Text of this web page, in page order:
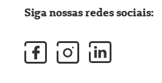
Siga nossas redes sociais: